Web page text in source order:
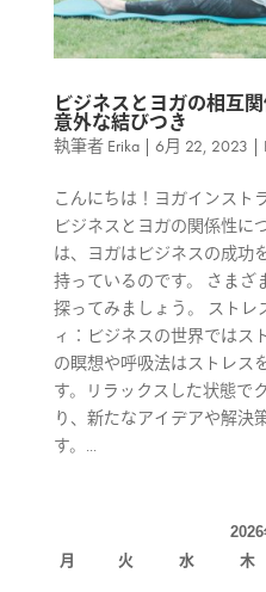
ビジネスとヨガの相互
意外な結びつき
執筆者 Erika| 6月 22, 2023 |
こんにちは！ヨガインスト
ビジネスとヨガの関係性に
は、ヨガはビジネスの成功
持っているのです。 さまざ
探ってみましょう。 ストレ
ィ：ビジネスの世界ではス
の瞑想や呼吸法はストレス
す。リラックスした状態で
り、新たなアイデアや解決
す。...
2026
月 火 水 木